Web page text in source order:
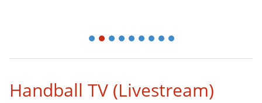
1 2 3 4 5 6 7 8 9
Handball TV (Livestream)